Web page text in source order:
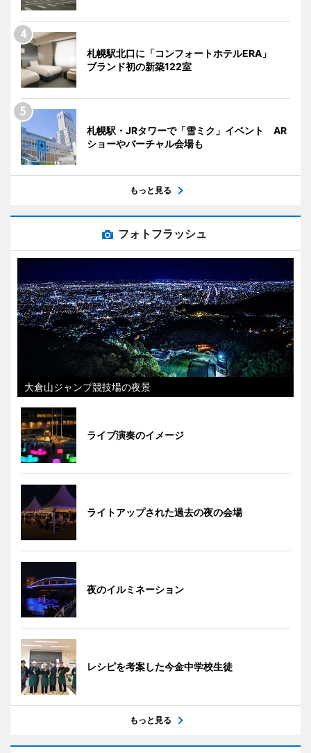
札幌駅北口に「コンフォートホテルERA」
ブランド初の新築122室
札幌駅・JRタワーで「雪ミク」イベント AR
ショーやバーチャル会場も
もっと見る
フォトフラッシュ
大倉山ジャンプ競技場の夜景
ライブ演奏のイメージ
ライトアップされた過去の夜の会場
夜のイルミネーション
レシピを考案した今金中学校生徒
もっと見る